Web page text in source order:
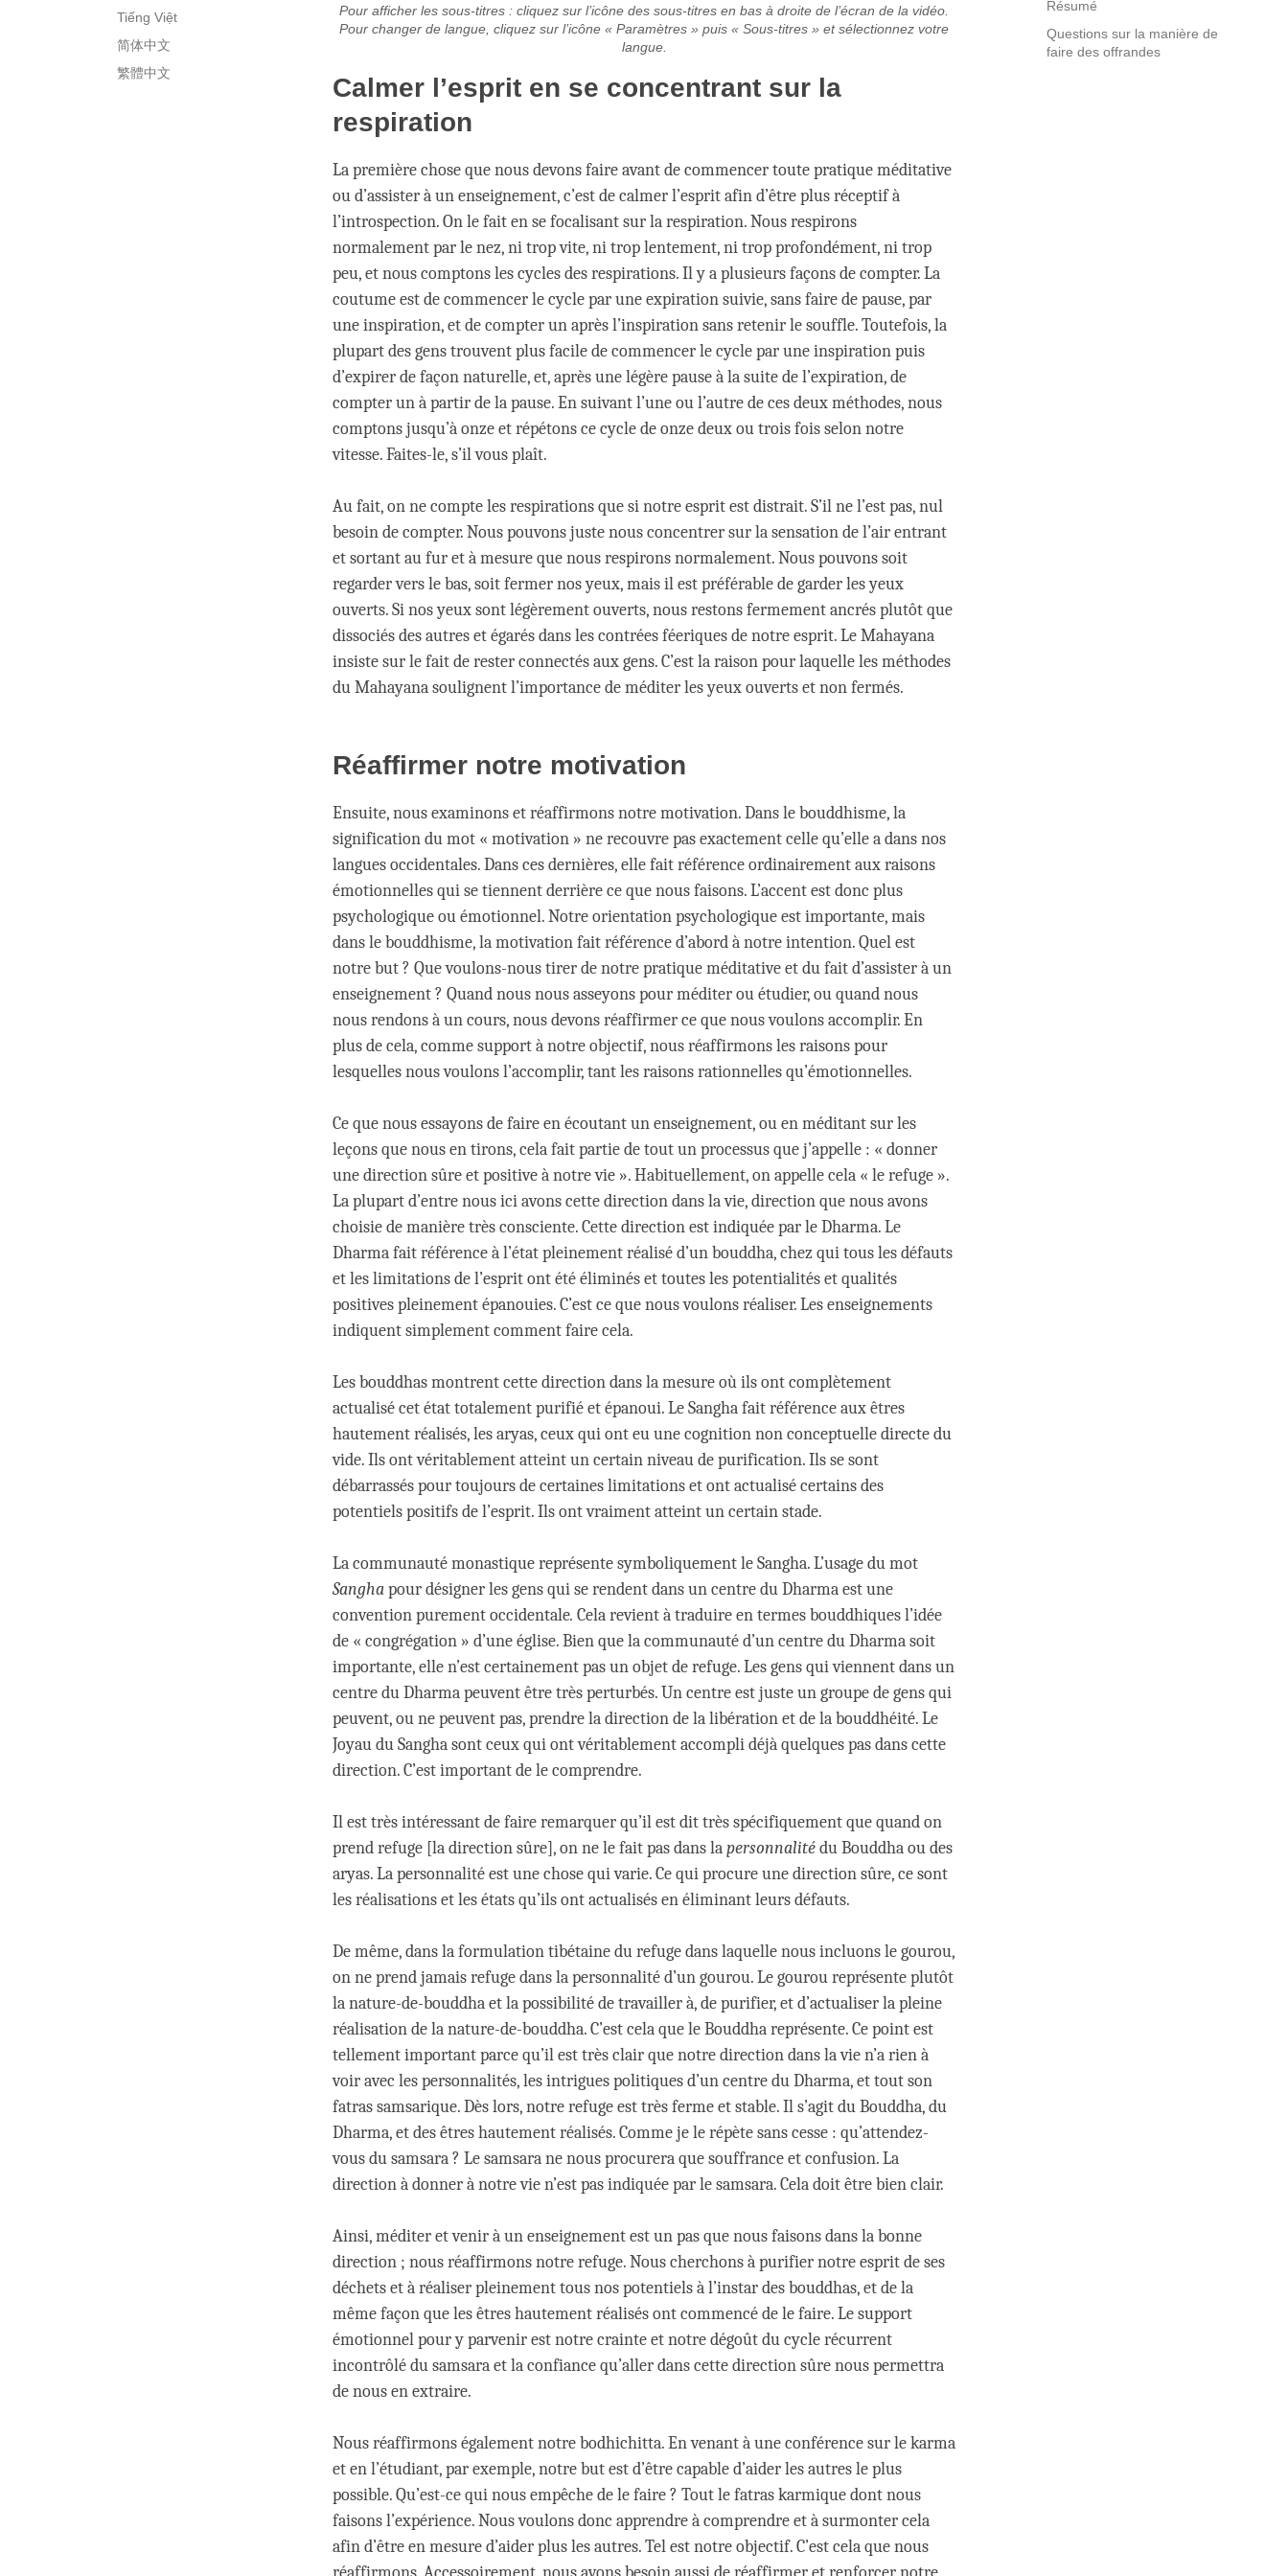
Résumé
Questions sur la manière de
faire des offrandes
Tiếng Việt
简体中文
繁體中文
Pour afficher les sous-titres : cliquez sur l’icône des sous-titres en bas à droite de l’écran de la vidéo.
Pour changer de langue, cliquez sur l’icône « Paramètres » puis « Sous-titres » et sélectionnez votre
langue.
Calmer l’esprit en se concentrant sur la
respiration
La première chose que nous devons faire avant de commencer toute pratique méditative
ou d’assister à un enseignement, c’est de calmer l’esprit afin d’être plus réceptif à
l’introspection. On le fait en se focalisant sur la respiration. Nous respirons
normalement par le nez, ni trop vite, ni trop lentement, ni trop profondément, ni trop
peu, et nous comptons les cycles des respirations. Il y a plusieurs façons de compter. La
coutume est de commencer le cycle par une expiration suivie, sans faire de pause, par
une inspiration, et de compter un après l’inspiration sans retenir le souffle. Toutefois, la
plupart des gens trouvent plus facile de commencer le cycle par une inspiration puis
d’expirer de façon naturelle, et, après une légère pause à la suite de l’expiration, de
compter un à partir de la pause. En suivant l’une ou l’autre de ces deux méthodes, nous
comptons jusqu’à onze et répétons ce cycle de onze deux ou trois fois selon notre
vitesse. Faites-le, s’il vous plaît.
Au fait, on ne compte les respirations que si notre esprit est distrait. S’il ne l’est pas, nul
besoin de compter. Nous pouvons juste nous concentrer sur la sensation de l’air entrant
et sortant au fur et à mesure que nous respirons normalement. Nous pouvons soit
regarder vers le bas, soit fermer nos yeux, mais il est préférable de garder les yeux
ouverts. Si nos yeux sont légèrement ouverts, nous restons fermement ancrés plutôt que
dissociés des autres et égarés dans les contrées féeriques de notre esprit. Le Mahayana
insiste sur le fait de rester connectés aux gens. C’est la raison pour laquelle les méthodes
du Mahayana soulignent l’importance de méditer les yeux ouverts et non fermés.
Réaffirmer notre motivation
Ensuite, nous examinons et réaffirmons notre motivation. Dans le bouddhisme, la
signification du mot « motivation » ne recouvre pas exactement celle qu’elle a dans nos
langues occidentales. Dans ces dernières, elle fait référence ordinairement aux raisons
émotionnelles qui se tiennent derrière ce que nous faisons. L’accent est donc plus
psychologique ou émotionnel. Notre orientation psychologique est importante, mais
dans le bouddhisme, la motivation fait référence d’abord à notre intention. Quel est
notre but ? Que voulons-nous tirer de notre pratique méditative et du fait d’assister à un
enseignement ? Quand nous nous asseyons pour méditer ou étudier, ou quand nous
nous rendons à un cours, nous devons réaffirmer ce que nous voulons accomplir. En
plus de cela, comme support à notre objectif, nous réaffirmons les raisons pour
lesquelles nous voulons l’accomplir, tant les raisons rationnelles qu’émotionnelles.
Ce que nous essayons de faire en écoutant un enseignement, ou en méditant sur les
leçons que nous en tirons, cela fait partie de tout un processus que j’appelle : « donner
une direction sûre et positive à notre vie ». Habituellement, on appelle cela « le refuge ».
La plupart d’entre nous ici avons cette direction dans la vie, direction que nous avons
choisie de manière très consciente. Cette direction est indiquée par le Dharma. Le
Dharma fait référence à l’état pleinement réalisé d’un bouddha, chez qui tous les défauts
et les limitations de l’esprit ont été éliminés et toutes les potentialités et qualités
positives pleinement épanouies. C’est ce que nous voulons réaliser. Les enseignements
indiquent simplement comment faire cela.
Les bouddhas montrent cette direction dans la mesure où ils ont complètement
actualisé cet état totalement purifié et épanoui. Le Sangha fait référence aux êtres
hautement réalisés, les aryas, ceux qui ont eu une cognition non conceptuelle directe du
vide. Ils ont véritablement atteint un certain niveau de purification. Ils se sont
débarrassés pour toujours de certaines limitations et ont actualisé certains des
potentiels positifs de l’esprit. Ils ont vraiment atteint un certain stade.
La communauté monastique représente symboliquement le Sangha. L’usage du mot
Sanghapour désigner les gens qui se rendent dans un centre du Dharma est une
convention purement occidentale. Cela revient à traduire en termes bouddhiques l’idée
de « congrégation » d’une église. Bien que la communauté d’un centre du Dharma soit
importante, elle n’est certainement pas un objet de refuge. Les gens qui viennent dans un
centre du Dharma peuvent être très perturbés. Un centre est juste un groupe de gens qui
peuvent, ou ne peuvent pas, prendre la direction de la libération et de la bouddhéité. Le
Joyau du Sangha sont ceux qui ont véritablement accompli déjà quelques pas dans cette
direction. C’est important de le comprendre.
Il est très intéressant de faire remarquer qu’il est dit très spécifiquement que quand on
prend refuge [la direction sûre], on ne le fait pas dans lapersonnalitédu Bouddha ou des
aryas. La personnalité est une chose qui varie. Ce qui procure une direction sûre, ce sont
les réalisations et les états qu’ils ont actualisés en éliminant leurs défauts.
De même, dans la formulation tibétaine du refuge dans laquelle nous incluons le gourou,
on ne prend jamais refuge dans la personnalité d’un gourou. Le gourou représente plutôt
la nature-de-bouddha et la possibilité de travailler à, de purifier, et d’actualiser la pleine
réalisation de la nature-de-bouddha. C’est cela que le Bouddha représente. Ce point est
tellement important parce qu’il est très clair que notre direction dans la vie n’a rien à
voir avec les personnalités, les intrigues politiques d’un centre du Dharma, et tout son
fatras samsarique. Dès lors, notre refuge est très ferme et stable. Il s’agit du Bouddha, du
Dharma, et des êtres hautement réalisés. Comme je le répète sans cesse : qu’attendez-
vous du samsara ? Le samsara ne nous procurera que souffrance et confusion. La
direction à donner à notre vie n’est pas indiquée par le samsara. Cela doit être bien clair.
Ainsi, méditer et venir à un enseignement est un pas que nous faisons dans la bonne
direction ; nous réaffirmons notre refuge. Nous cherchons à purifier notre esprit de ses
déchets et à réaliser pleinement tous nos potentiels à l’instar des bouddhas, et de la
même façon que les êtres hautement réalisés ont commencé de le faire. Le support
émotionnel pour y parvenir est notre crainte et notre dégoût du cycle récurrent
incontrôlé du samsara et la confiance qu’aller dans cette direction sûre nous permettra
de nous en extraire.
Nous réaffirmons également notre bodhichitta. En venant à une conférence sur le karma
et en l’étudiant, par exemple, notre but est d’être capable d’aider les autres le plus
possible. Qu’est-ce qui nous empêche de le faire ? Tout le fatras karmique dont nous
faisons l’expérience. Nous voulons donc apprendre à comprendre et à surmonter cela
afin d’être en mesure d’aider plus les autres. Tel est notre objectif. C’est cela que nous